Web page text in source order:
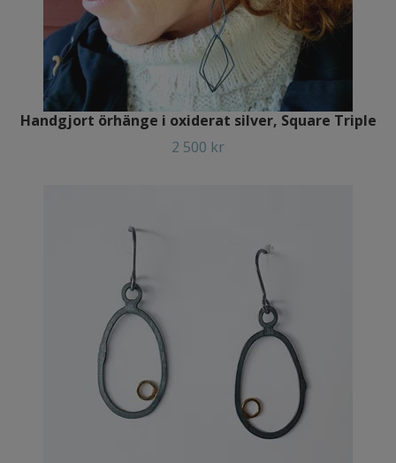
Handgjort örhänge i oxiderat silver, Square Triple
2 500 kr